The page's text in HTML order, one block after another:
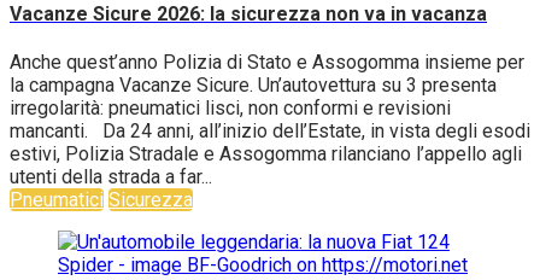
Vacanze Sicure 2026: la sicurezza non va in vacanza
Anche quest’anno Polizia di Stato e Assogomma insieme per
la campagna Vacanze Sicure. Un’autovettura su 3 presenta
irregolarità: pneumatici lisci, non conformi e revisioni
mancanti. Da 24 anni, all’inizio dell’Estate, in vista degli esodi
estivi, Polizia Stradale e Assogomma rilanciano l’appello agli
utenti della strada a far...
Pneumatici Sicurezza